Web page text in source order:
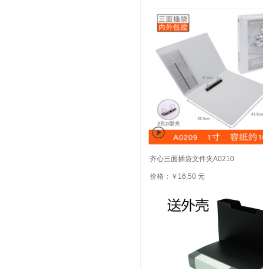
齐心三面插袋文件夹A0210
价格：￥16.50 元